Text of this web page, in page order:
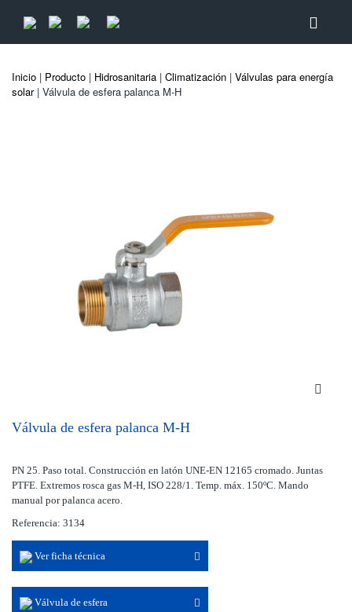
Inicio | Producto | Hidrosanitaria | Climatización | Válvulas para energía
solar| Válvula de esfera palanca M-H
Válvula de esfera palanca M-H
PN 25. Paso total. Construcción en latón UNE-EN 12165 cromado. Juntas
PTFE. Extremos rosca gas M-H, ISO 228/1. Temp. máx. 150ºC. Mando
manual por palanca acero.
Referencia: 3134
Ver ficha técnica
Válvula de esfera